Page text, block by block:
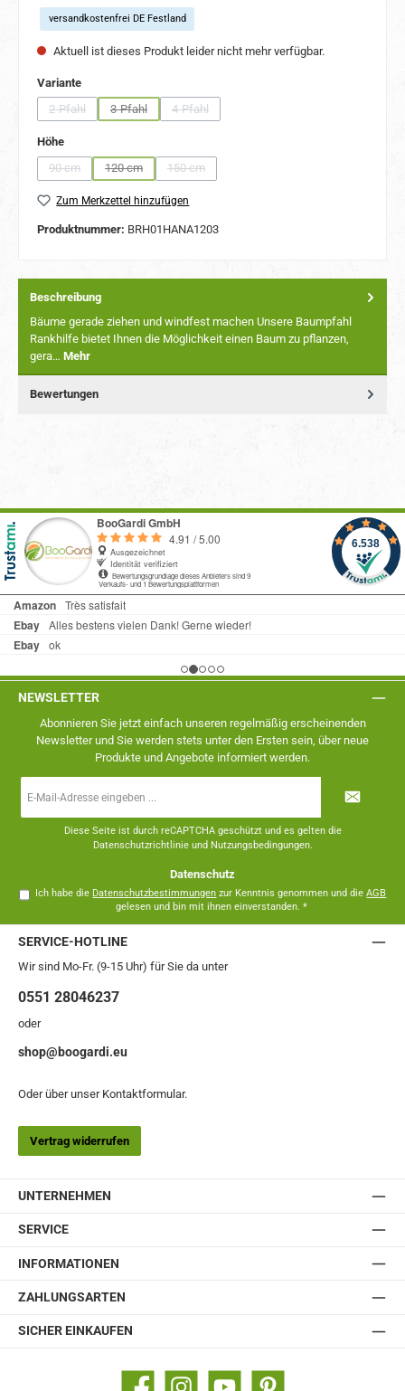
versandkostenfrei DE Festland
Aktuell ist dieses Produkt leider nicht mehr verfügbar.
Varianteauswählen
2-Pfahl
(Diese Option ist zurzeit nicht verfügbar.)
3-Pfahl
(Diese Option ist zurzeit nicht verfügbar.)
4-Pfahl
(Diese Option ist zurzeit nicht verfügbar.)
Höheauswählen
90 cm
(Diese Option ist zurzeit nicht verfügbar.)
120 cm
(Diese Option ist zurzeit nicht verfügbar.)
150 cm
(Diese Option ist zurzeit nicht verfügbar.)
Zum Merkzettel hinzufügen
Produktnummer: BRH01HANA1203
Beschreibung
Bäume gerade ziehen und windfest machen Unsere Baumpfahl
Rankhilfe bietet Ihnen die Möglichkeit einen Baum zu pflanzen,
gera… Mehr
Bewertungen
NEWSLETTER
Abonnieren Sie jetzt einfach unseren regelmäßig erscheinenden
Newsletter und Sie werden stets unter den Ersten sein, über neue
Produkte und Angebote informiert werden.
Mail-
Diese Seite ist durch reCAPTCHA geschützt und es gelten die
Datenschutzrichtlinieund Nutzungsbedingungen.
Datenschutz
Ich habe die Datenschutzbestimmungen zur Kenntnis genommen und dieAGB
gelesen und bin mit ihnen einverstanden. *
SERVICE-HOTLINE
Wir sind Mo-Fr. (9-15 Uhr) für Sie da unter
0551 28046237
oder
shop@boogardi.eu
Oder über unser Kontaktformular.
Vertrag widerrufen
UNTERNEHMEN
SERVICE
INFORMATIONEN
ZAHLUNGSARTEN
SICHER EINKAUFEN